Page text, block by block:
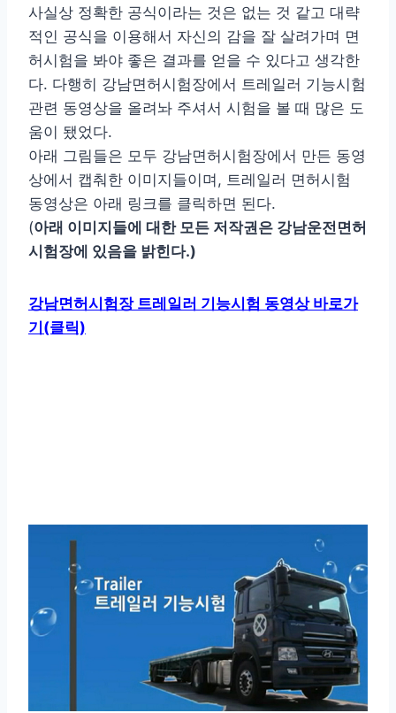
사실상 정확한 공식이라는 것은 없는 것 같고 대략
적인 공식을 이용해서 자신의 감을 잘 살려가며 면
허시험을 봐야 좋은 결과를 얻을 수 있다고 생각한
다. 다행히 강남면허시험장에서 트레일러 기능시험
관련 동영상을 올려놔 주셔서 시험을 볼 때 많은 도
움이 됐었다.
아래 그림들은 모두 강남면허시험장에서 만든 동영
상에서 캡춰한 이미지들이며, 트레일러 면허시험
동영상은 아래 링크를 클릭하면 된다.
(아래 이미지들에 대한 모든 저작권은 강남운전면허
시험장에 있음을 밝힌다.)
강남면허시험장 트레일러 기능시험 동영상 바로가
기(클릭)